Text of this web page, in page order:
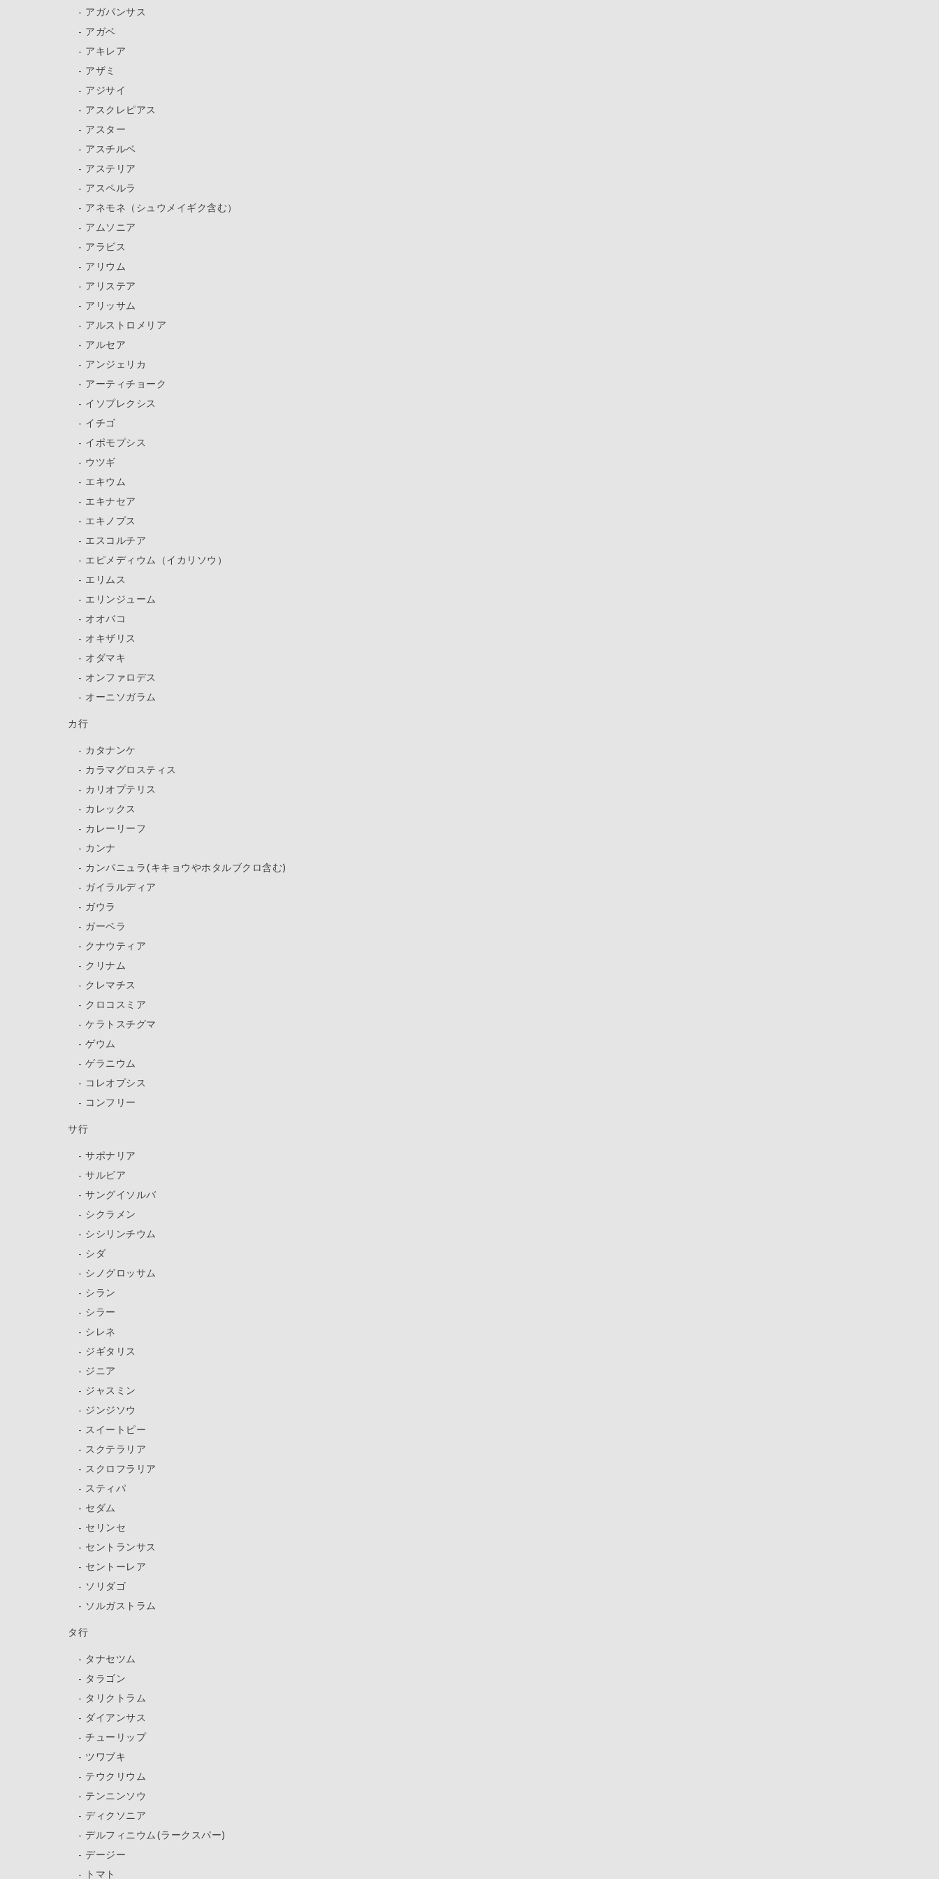
アガパンサス
アガベ
アキレア
アザミ
アジサイ
アスクレピアス
アスター
アスチルベ
アステリア
アスペルラ
アネモネ（シュウメイギク含む）
アムソニア
アラビス
アリウム
アリステア
アリッサム
アルストロメリア
アルセア
アンジェリカ
アーティチョーク
イソプレクシス
イチゴ
イポモプシス
ウツギ
エキウム
エキナセア
エキノプス
エスコルチア
エピメディウム（イカリソウ）
エリムス
エリンジューム
オオバコ
オキザリス
オダマキ
オンファロデス
オーニソガラム
カ行
カタナンケ
カラマグロスティス
カリオプテリス
カレックス
カレーリーフ
カンナ
カンパニュラ(キキョウやホタルブクロ含む)
ガイラルディア
ガウラ
ガーベラ
クナウティア
クリナム
クレマチス
クロコスミア
ケラトスチグマ
ゲウム
ゲラニウム
コレオプシス
コンフリー
サ行
サポナリア
サルビア
サングイソルバ
シクラメン
シシリンチウム
シダ
シノグロッサム
シラン
シラー
シレネ
ジギタリス
ジニア
ジャスミン
ジンジソウ
スイートピー
スクテラリア
スクロフラリア
スティパ
セダム
セリンセ
セントランサス
セントーレア
ソリダゴ
ソルガストラム
タ行
タナセツム
タラゴン
タリクトラム
ダイアンサス
チューリップ
ツワブキ
テウクリウム
テンニンソウ
ディクソニア
デルフィニウム(ラークスパー)
デージー
トマト